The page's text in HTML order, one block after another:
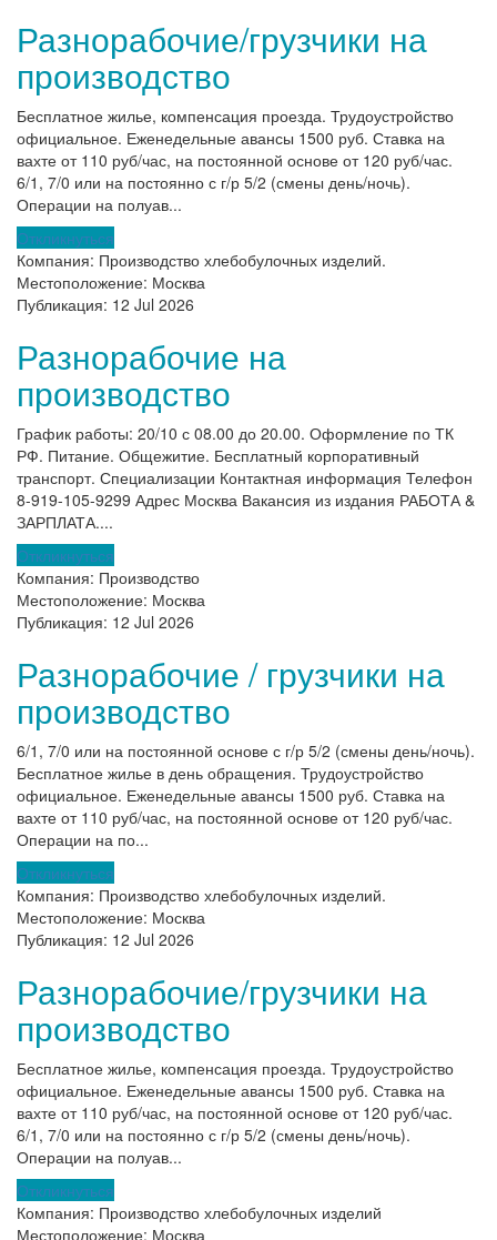
Разнорабочие/грузчики на
производство
Бесплатное жилье, компенсация проезда. Трудоустройство
официальное. Еженедельные авансы 1500 руб. Ставка на
вахте от 110 руб/час, на постоянной основе от 120 руб/час.
6/1, 7/0 или на постоянно с г/р 5/2 (смены день/ночь).
Операции на полуав...
Откликнуться
Компания: Производство хлебобулочных изделий.
Местоположение: Москва
Публикация: 12 Jul 2026
Разнорабочие на
производство
График работы: 20/10 с 08.00 до 20.00. Оформление по ТК
РФ. Питание. Общежитие. Бесплатный корпоративный
транспорт. Специализации Контактная информация Телефон
8-919-105-9299 Адрес Москва Вакансия из издания РАБОТА &
ЗАРПЛАТА....
Откликнуться
Компания: Производство
Местоположение: Москва
Публикация: 12 Jul 2026
Разнорабочие / грузчики на
производство
6/1, 7/0 или на постоянной основе с г/р 5/2 (смены день/ночь).
Бесплатное жилье в день обращения. Трудоустройство
официальное. Еженедельные авансы 1500 руб. Ставка на
вахте от 110 руб/час, на постоянной основе от 120 руб/час.
Операции на по...
Откликнуться
Компания: Производство хлебобулочных изделий.
Местоположение: Москва
Публикация: 12 Jul 2026
Разнорабочие/грузчики на
производство
Бесплатное жилье, компенсация проезда. Трудоустройство
официальное. Еженедельные авансы 1500 руб. Ставка на
вахте от 110 руб/час, на постоянной основе от 120 руб/час.
6/1, 7/0 или на постоянно с г/р 5/2 (смены день/ночь).
Операции на полуав...
Откликнуться
Компания: Производство хлебобулочных изделий
Местоположение: Москва